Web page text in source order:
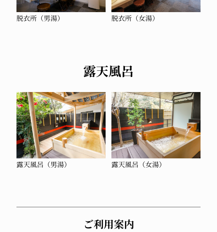
脱衣所（男湯） 脱衣所（女湯）
露天風呂
露天風呂（男湯） 露天風呂（女湯）
ご利用案内